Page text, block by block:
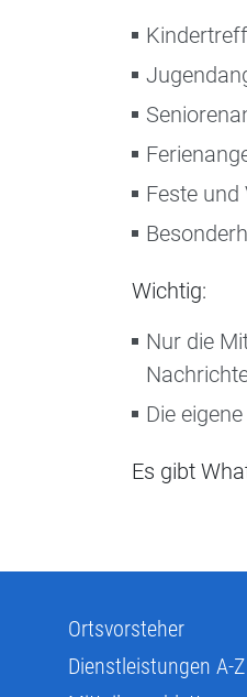
Kindertreff
Feste
Wichtig:
Nur die
Die
Es gibt
Ortsvorsteher
Dienstleistungen A-Z